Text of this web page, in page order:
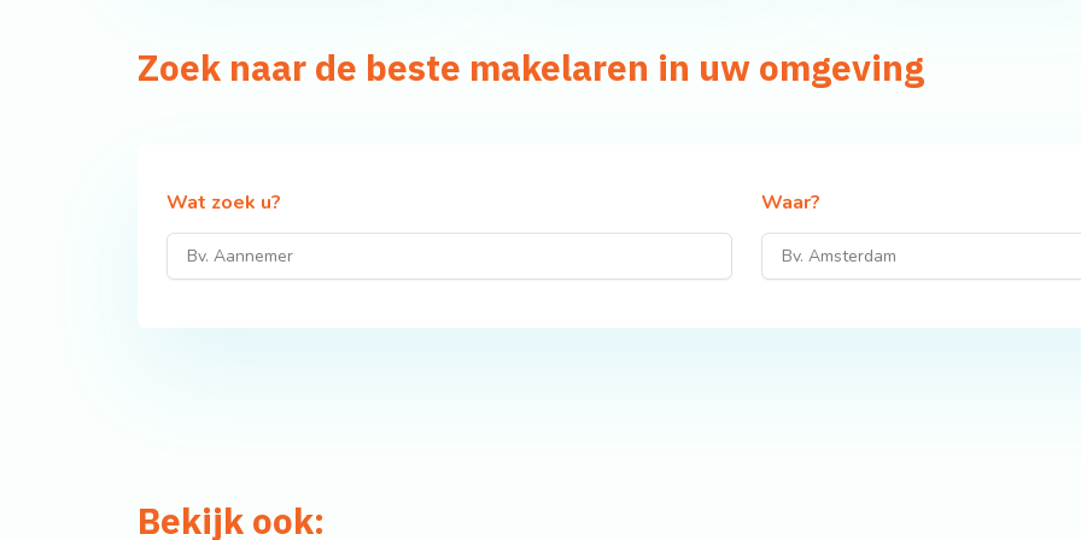
Zoek naar de beste makelaren in uw omgeving
Wat zoek u? Waar?
Bekijk ook: